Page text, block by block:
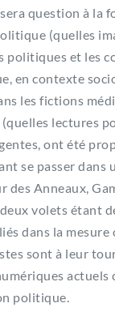
question à la
(quelles
politiques et les
en contexte
les fictions
lectures
ont été
se passer dans
des Anneaux,
volets étant
dans la mesure
sont à leur
actuels
politique.